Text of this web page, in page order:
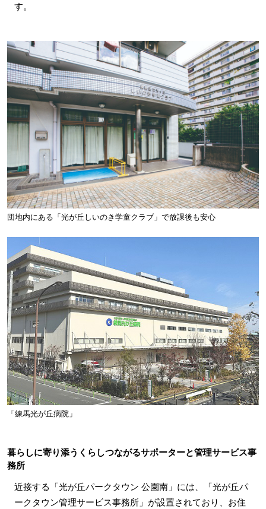
す。
団地内にある「光が丘しいのき学童クラブ」で放課後も安心
「練馬光が丘病院」
暮らしに寄り添うくらしつながるサポーターと管理サービス事
務所
近接する「光が丘パークタウン 公園南」には、「光が丘パ
ークタウン管理サービス事務所」が設置されており、お住